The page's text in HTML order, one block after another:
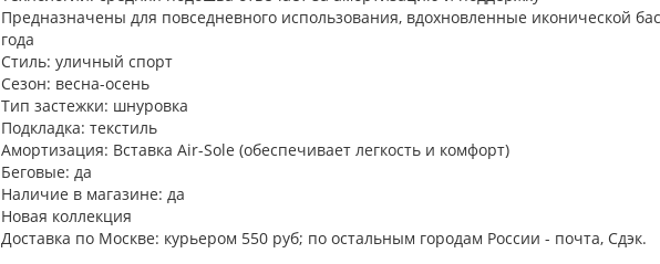
Предназначены для повседневного использования, вдохновленные иконической
года
Стиль: уличный спорт
Сезон: весна-осень
Тип застежки: шнуровка
Подкладка: текстиль
Амортизация: Вставка Air-Sole (обеспечивает легкость и комфорт)
Беговые: да
Наличие в магазине: да
Новая коллекция
Доставка по Москве: курьером 550 руб; по остальным городам России - почта, Сдэк.